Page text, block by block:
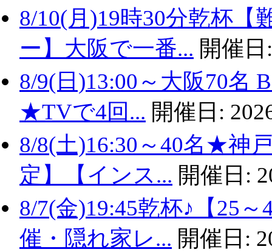
8/10(月)19時30分乾杯【
ー】大阪で一番... 開催
8/9(日)13:00～大阪70名
★TVで4回... 開催日:
8/8(土)16:30～40名★神
定】【インス... 開催日:
8/7(金)19:45乾杯♪【25
催・隠れ家レ... 開催日: